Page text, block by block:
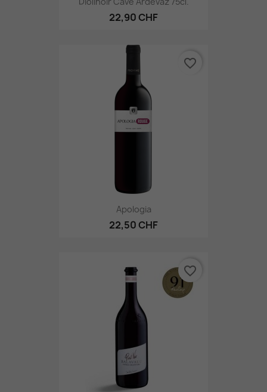
22,90 CHF
Apologia
22,50 CHF
favorite_border
favorite_border